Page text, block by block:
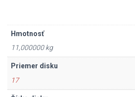
Hmotnosť
11,000000 kg
Priemer disku
17